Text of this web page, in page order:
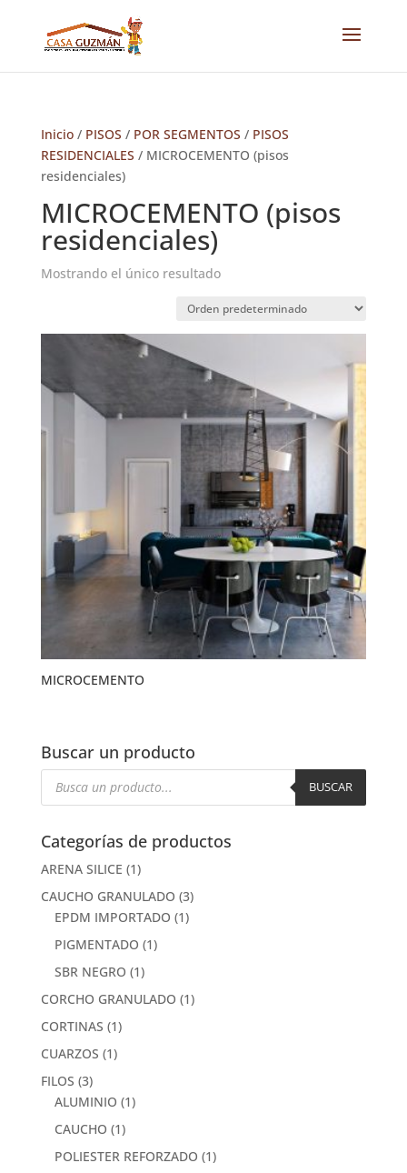
Inicio/ PISOS / POR SEGMENTOS / PISOS
RESIDENCIALES / MICROCEMENTO (pisos
residenciales)
MICROCEMENTO (pisos
residenciales)
Mostrando el único resultado
MICROCEMENTO
Buscar un producto
Búsqueda
BUSCAR
Categorías de productos
ARENA SILICE (1)
CAUCHO GRANULADO (3)
EPDM IMPORTADO (1)
PIGMENTADO (1)
SBR NEGRO (1)
CORCHO GRANULADO (1)
CORTINAS (1)
CUARZOS (1)
FILOS (3)
ALUMINIO (1)
CAUCHO (1)
POLIESTER REFORZADO (1)